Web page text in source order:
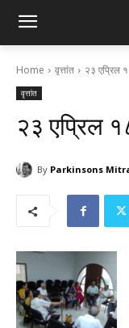
Home वृत्तांत २३ एप्रिल
वृत्तांत
२३ एप्रिल
By Parkinsons